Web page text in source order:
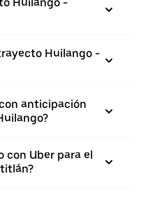
Huilango -
anticipación
con Uber para el